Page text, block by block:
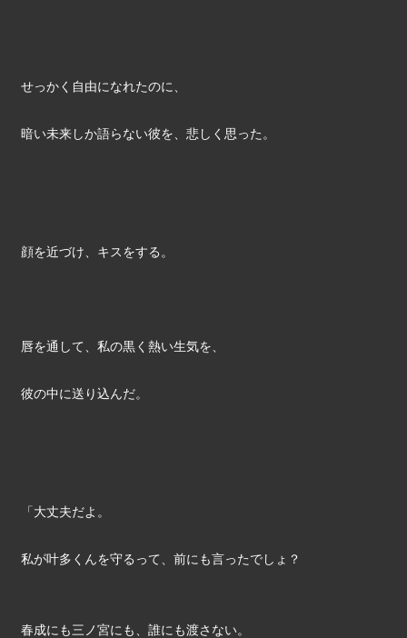
せっかく自由になれたのに、
暗い未来しか語らない彼を、悲しく思った。
顔を近づけ、キスをする。
唇を通して、私の黒く熱い生気を、
彼の中に送り込んだ。
「大丈夫だよ。
私が叶多くんを守るって、前にも言ったでしょ？
春成にも三ノ宮にも、誰にも渡さない。